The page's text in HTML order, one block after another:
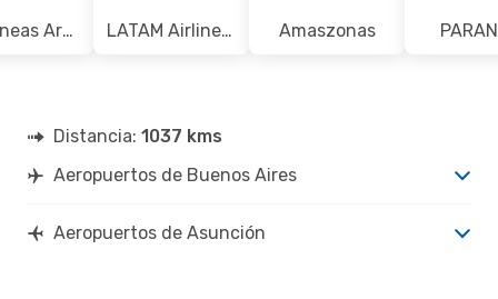
Aerolineas Argentinas LATAM Airlines Paraguay Amaszonas
Distancia: 1037 kms
Aeropuertos de Buenos Aires
Aeropuertos de Asunción